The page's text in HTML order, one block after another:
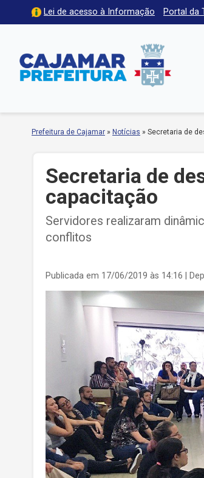
Lei de acesso à Informação Portal da
Prefeitura de Cajamar » Notícias » Secretaria de
Secretaria de
capacitação
Servidores realizaram
conflitos
Publicada em 17/06/2019 às 14:16 |